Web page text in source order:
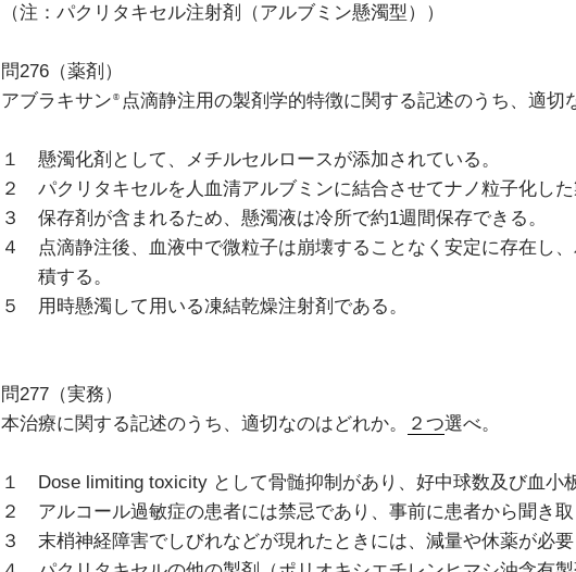
（注：パクリタキセル注射剤（アルブミン懸濁型））
問276（薬剤）
アブラキサン ®️ 点滴静注用の製剤学的特徴に関する記述のうち、適切
１ 懸濁化剤として、メチルセルロースが添加されている。
２ パクリタキセルを人血清アルブミンに結合させてナノ粒子化した
３ 保存剤が含まれるため、懸濁液は冷所で約1週間保存できる。
４ 点滴静注後、血液中で微粒子は崩壊することなく安定に存在し
積する。
５ 用時懸濁して用いる凍結乾燥注射剤である。
問277（実務）
本治療に関する記述のうち、適切なのはどれか。
２つ選べ。
１ Dose limiting toxicity として骨髄抑制があり、好中球数及び血小
２ アルコール過敏症の患者には禁忌であり、事前に患者から聞き取
３ 末梢神経障害でしびれなどが現れたときには、減量や休薬が必要